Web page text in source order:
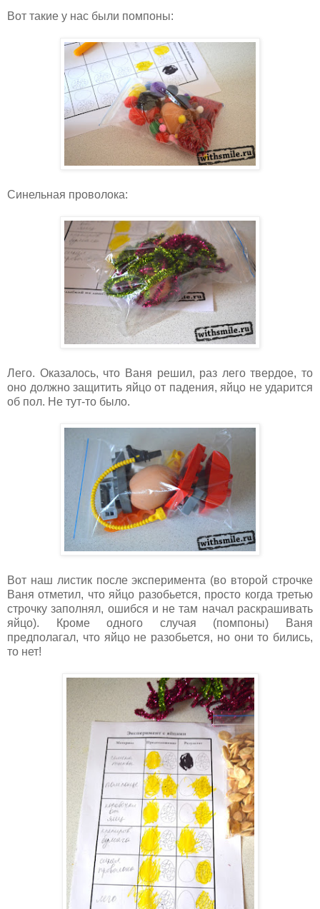
Вот такие у нас были помпоны:
Синельная проволока:
Лего. Оказалось, что Ваня решил, раз лего твердое, то
оно должно защитить яйцо от падения, яйцо не ударится
об пол. Не тут-то было.
Вот наш листик после эксперимента (во второй строчке
Ваня отметил, что яйцо разобьется, просто когда третью
строчку заполнял, ошибся и не там начал раскрашивать
яйцо). Кроме одного случая (помпоны) Ваня
предполагал, что яйцо не разобьется, но они то бились,
то нет!